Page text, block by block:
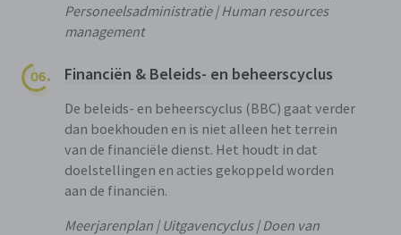
Personeelsadministratie | Human resources
management
Financiën & Beleids- en beheerscyclus
De beleids- en beheerscyclus (BBC) gaat verder
dan boekhouden en is niet alleen het terrein
van de financiële dienst. Het houdt in dat
doelstellingen en acties gekoppeld worden
aan de financiën.
Meerjarenplan | Uitgavencyclus | Doen van